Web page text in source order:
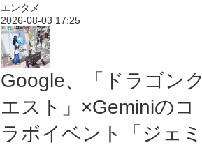
エンタメ
2026-08-03 17:25
Google、「ドラゴンク
エスト」×Geminiのコ
ラボイベント「ジェミ